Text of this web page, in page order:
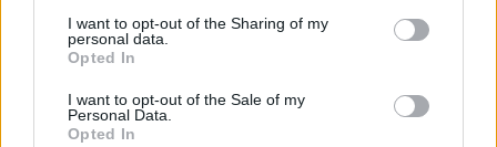
not limited to your visit or usage behaviour. You may click to
grant or deny consent to Google and its third-party tags to
use your data for below specified purposes in below Google
consent section.
I want to opt-out of the Sharing of my
personal data.
Opted In
I want to opt-out of the Sale of my
Personal Data.
Opted In
önértékelésének csorbítására irányul.
Fenyegetés:amikor egyértelműen félelmet vált ki
a kinyilatkoztatás.
Vádaskodás:amely a felelősség áthárításának